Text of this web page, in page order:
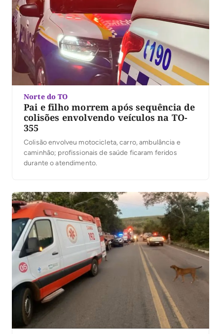
Norte do TO
Pai e filho morrem após sequência de
colisões envolvendo veículos na TO-
355
Colisão envolveu motocicleta, carro, ambulância e
caminhão; profissionais de saúde ficaram feridos
durante o atendimento.